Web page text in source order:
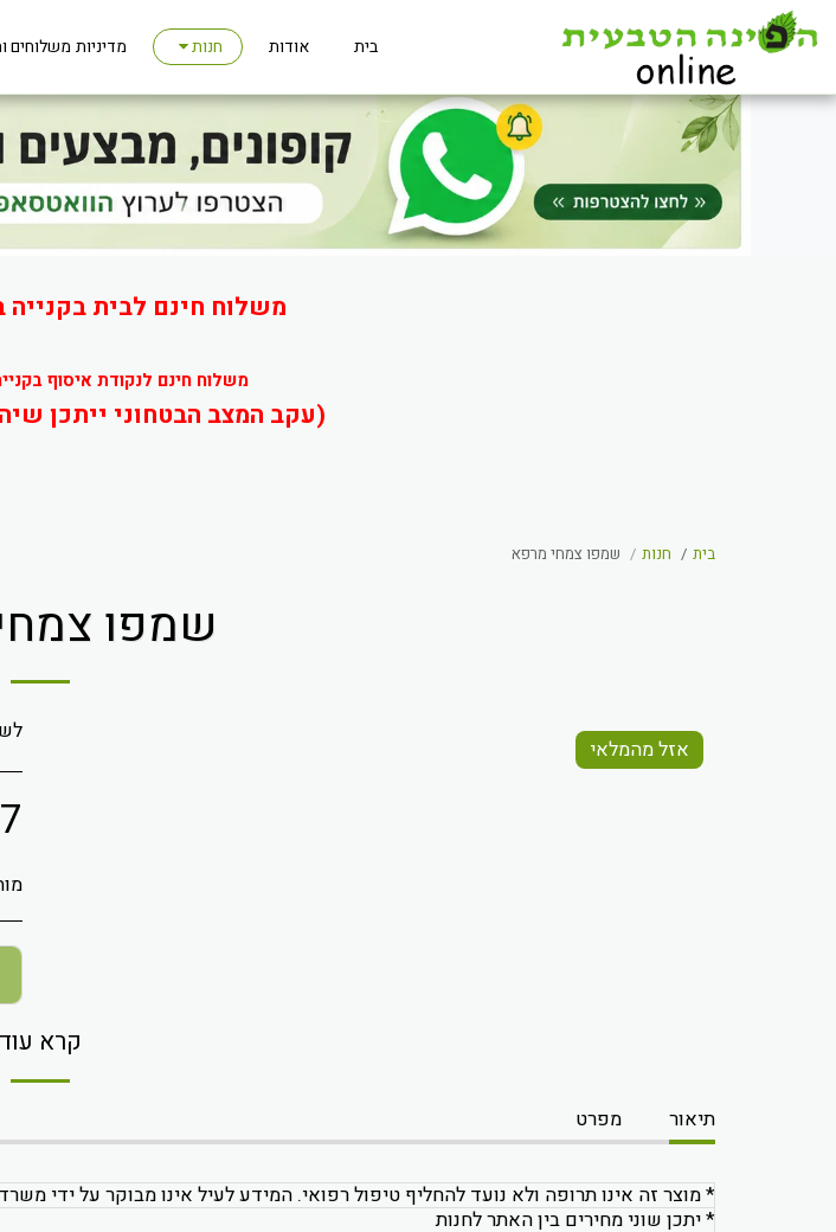
משלוח חינם לבית בקנייה באתר
משלוח חינם לנקודת איסוף בקנייה
(עקב המצב הבטחוני ייתכן
בית אודות חנות מדיניות משלוחים
בית חנות שמפו צמחי מרפא
שמפו
אזל מהמלאי
קרא עוד
תיאור מפרט
* מוצר זה אינו תרופה ולא נועד להחליף טיפול רפואי. המידע לעיל אינו מבוקר על ידי
* יתכן שוני מחירים בין האתר לחנות